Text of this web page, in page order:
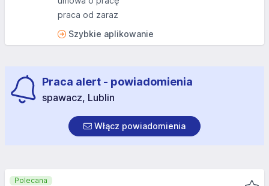
praca od zaraz
Szybkie aplikowanie
Praca alert - powiadomienia
spawacz, Lublin
Włącz powiadomienia
Polecana